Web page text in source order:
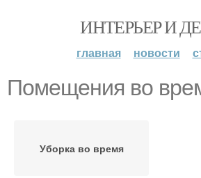
ИНТЕРЬЕР И
главная новости
Помещения во
Уборка во время